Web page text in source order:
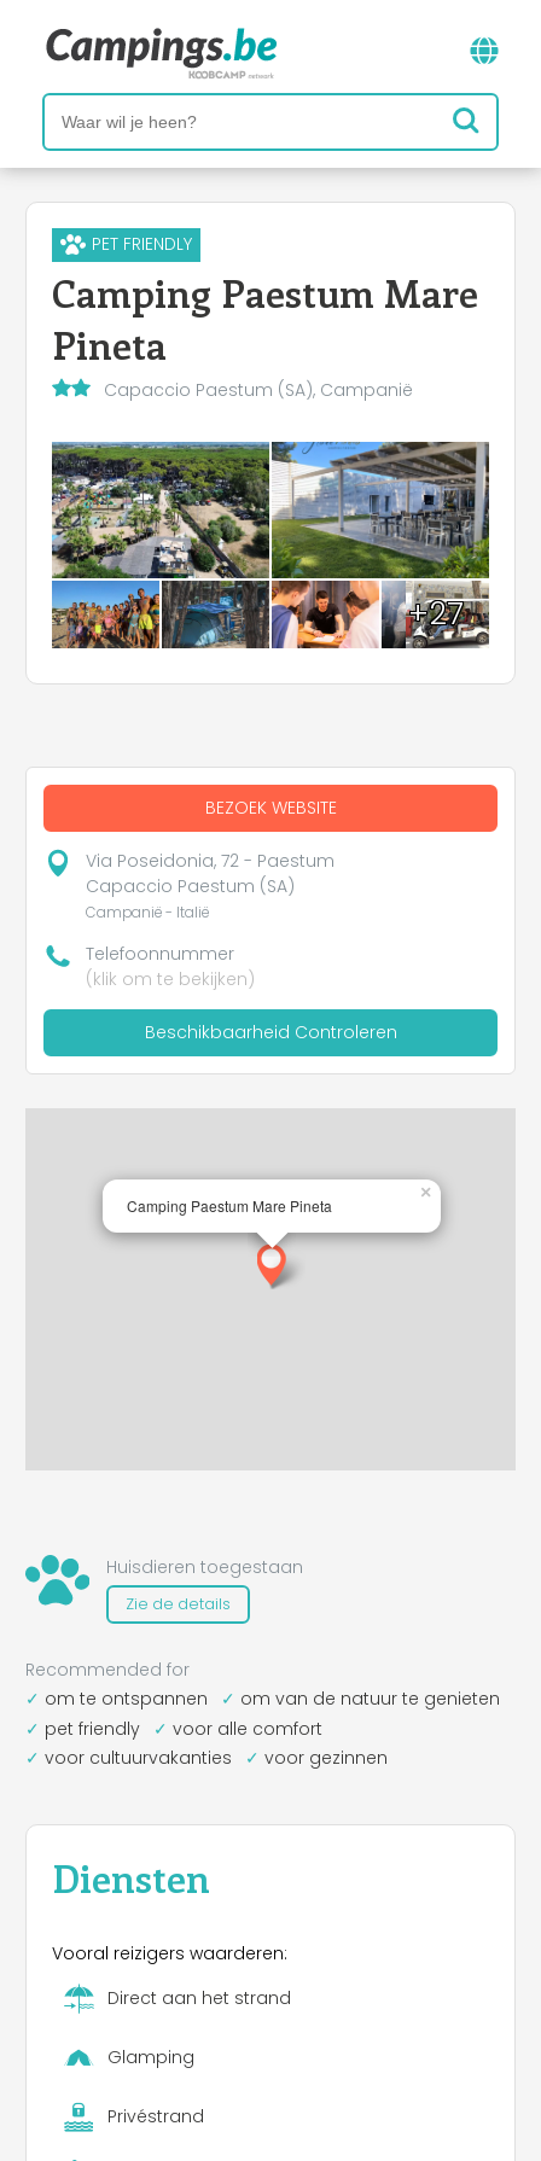
PET FRIENDLY
Camping Paestum Mare
Pineta
Capaccio Paestum (SA), Campanië
+27
Huisdieren toegestaan
Zie de details
Recommended for
om te ontspannen
om van de natuur te genieten
pet friendly
voor alle comfort
voor cultuurvakanties
voor gezinnen
Diensten
Vooral reizigers waarderen:
Direct aan het strand
Glamping
Privéstrand
BEZOEK WEBSITE
Via Poseidonia, 72 - Paestum
Capaccio Paestum (SA)
Campanië - Italië
Telefoonnummer
(klik om te bekijken)
Beschikbaarheid Controleren
Camping Paestum Mare Pineta
×